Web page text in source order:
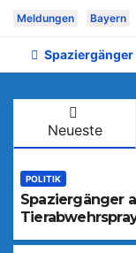
Meldungen Bayern
Neueste
POLITIK
Spaziergänger